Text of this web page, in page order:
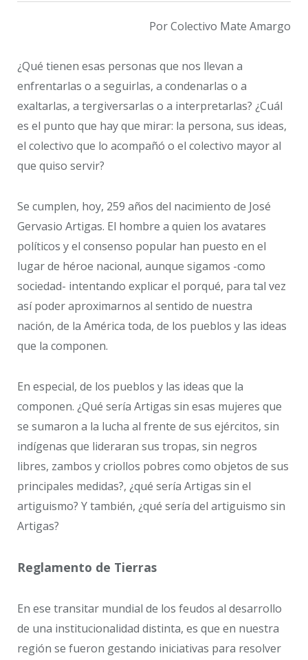
Por Colectivo Mate Amargo
¿Qué tienen esas personas que nos llevan a
enfrentarlas o a seguirlas, a condenarlas o a
exaltarlas, a tergiversarlas o a interpretarlas? ¿Cuál
es el punto que hay que mirar: la persona, sus ideas,
el colectivo que lo acompañó o el colectivo mayor al
que quiso servir?
Se cumplen, hoy, 259 años del nacimiento de José
Gervasio Artigas. El hombre a quien los avatares
políticos y el consenso popular han puesto en el
lugar de héroe nacional, aunque sigamos -como
sociedad- intentando explicar el porqué, para tal vez
así poder aproximarnos al sentido de nuestra
nación, de la América toda, de los pueblos y las ideas
que la componen.
En especial, de los pueblos y las ideas que la
componen. ¿Qué sería Artigas sin esas mujeres que
se sumaron a la lucha al frente de sus ejércitos, sin
indígenas que lideraran sus tropas, sin negros
libres, zambos y criollos pobres como objetos de sus
principales medidas?, ¿qué sería Artigas sin el
artiguismo? Y también, ¿qué sería del artiguismo sin
Artigas?
Reglamento de Tierras
En ese transitar mundial de los feudos al desarrollo
de una institucionalidad distinta, es que en nuestra
región se fueron gestando iniciativas para resolver